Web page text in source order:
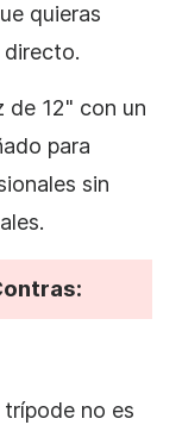
quieras
directo.
de 12" con un
para
sin
trípode no es